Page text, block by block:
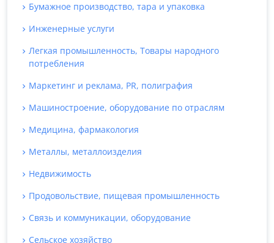
Бумажное производство, тара и упаковка
Инженерные услуги
Легкая промышленность, Товары народного
потребления
Маркетинг и реклама, PR, полиграфия
Машиностроение, оборудование по отраслям
Медицина, фармакология
Металлы, металлоизделия
Недвижимость
Продовольствие, пищевая промышленность
Связь и коммуникации, оборудование
Сельское хозяйство